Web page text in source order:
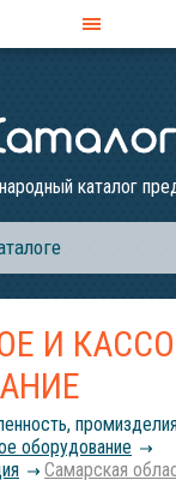
каталог
И
оборудование
Самарская